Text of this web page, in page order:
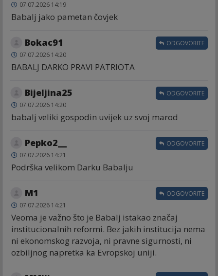
07.07.2026 14:19
Babalj jako pametan čovjek
Bokac91
07.07.2026 14:20
BABALJ DARKO PRAVI PATRIOTA
ODGOVORITE
Bijeljina25
07.07.2026 14:20
babalj veliki gospodin uvijek uz svoj marod
ODGOVORITE
Pepko2__
07.07.2026 14:21
Podrška velikom Darku Babalju
ODGOVORITE
M1
07.07.2026 14:21
Veoma je važno što je Babalj istakao značaj
institucionalnih reformi. Bez jakih institucija nema
ni ekonomskog razvoja, ni pravne sigurnosti, ni
ozbiljnog napretka ka Evropskoj uniji.
ODGOVORITE